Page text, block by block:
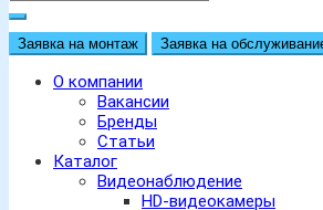
Заявка на монтаж Заявка на
О компании
Вакансии
Бренды
Статьи
Каталог
Видеонаблюдение
HD-видеокамеры